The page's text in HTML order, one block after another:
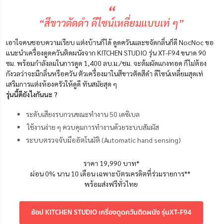
“
“สีขาวตัดดำ ดีไซน์เหลี่ยมแบบเท่ ๆ”
เอาใจคนชอบความเรียบ แต่งบ้านก็ได้ ดูดควันและขจัดกลิ่นก็ดี NocNoc ขอ
แนะนำเครื่องดูดควันติดผนังจาก KITCHEN STUDIO รุ่น XT-F94 ขนาด 90
ซม. พร้อมกำลังลมในการดูด 1,400 ลบ.ม./ชม. จะต้มผัดแกงทอด ก็ไม่ต้อง
กังวลว่าจะมีกลิ่นหรือควัน ตัวเครื่องมาในสีขาวตัดสีดำ ดีไซน์เหลี่ยมสุดเท่
เสริมการแต่งห้องครัวให้ดูดี ทันสมัยสุด ๆ
รุ่นนี้ดียังไงกันนะ ?
ระดับเสียงรบกวนขณะทำงาน 50 เดซิเบล
ใช้งานง่าย ๆ ควบคุมการทำงานด้วยระบบสัมผัส
ระบบตรวจจับมืออัตโนมัติ (Automatic hand sensing)
ราคา 19,990 บาท*
ผ่อน 0% นาน 10 เดือน เฉพาะบัตรเครดิตที่ร่วมรายการ**
พร้อมส่งฟรีทั่วไทย
ช้อป KITCHEN STUDIO เครื่องดูดควันติดผนัง รุ่นXT-F94